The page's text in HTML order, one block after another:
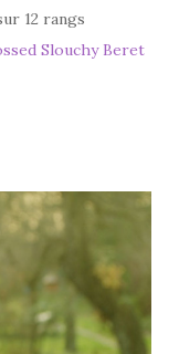
12 rangs
Slouchy Beret